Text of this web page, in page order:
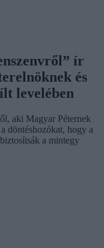
ír
és
levelében
aki Magyar Péternek
döntéshozókat, hogy a
a mintegy